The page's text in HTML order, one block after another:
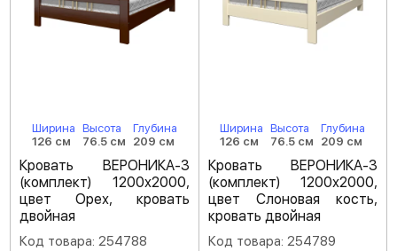
Ширина
126 см
Высота
76.5 см
Глубина
209 см
Кровать ВЕРОНИКА-3
(комплект) 1200х2000,
цвет Орех, кровать
двойная
Код товара: 254788
Ширина
126 см
Высота
76.5 см
Глубина
209 см
Кровать ВЕРОНИКА-3
(комплект) 1200х2000,
цвет Слоновая кость,
кровать двойная
Код товара: 254789